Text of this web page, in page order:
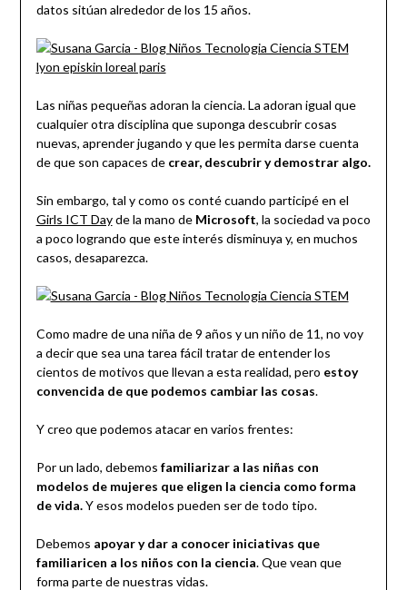
datos sitúan alrededor de los 15 años.
Las niñas pequeñas adoran la ciencia. La adoran igual que
cualquier otra disciplina que suponga descubrir cosas
nuevas, aprender jugando y que les permita darse cuenta
de que son capaces de crear, descubrir y demostrar algo.
Sin embargo, tal y como os conté cuando participé en el
Girls ICT Dayde la mano de Microsoft, la sociedad va poco
a poco logrando que este interés disminuya y, en muchos
casos, desaparezca.
Como madre de una niña de 9 años y un niño de 11, no voy
a decir que sea una tarea fácil tratar de entender los
cientos de motivos que llevan a esta realidad, pero estoy
convencida de que podemos cambiar las cosas.
Y creo que podemos atacar en varios frentes:
Por un lado, debemos familiarizar a las niñas con
modelos de mujeres que eligen la ciencia como forma
de vida.Y esos modelos pueden ser de todo tipo.
Debemos apoyar y dar a conocer iniciativas que
familiaricen a los niños con la ciencia. Que vean que
forma parte de nuestras vidas.